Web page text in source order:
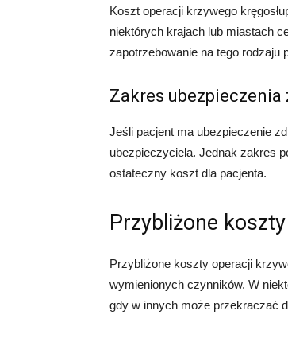
Koszt operacji krzywego
niektórych krajach lub miastach
zapotrzebowanie na tego rodzaju
Zakres
Jeśli pacjent ma ubezpieczenie
ubezpieczyciela. Jednak zakres
ostateczny koszt dla pacjenta.
Przybliżone
Przybliżone koszty operacji
wymienionych czynników. W
gdy w innych może przekraczać